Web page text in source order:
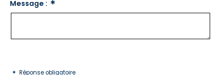
Message :
Réponse obligatoire